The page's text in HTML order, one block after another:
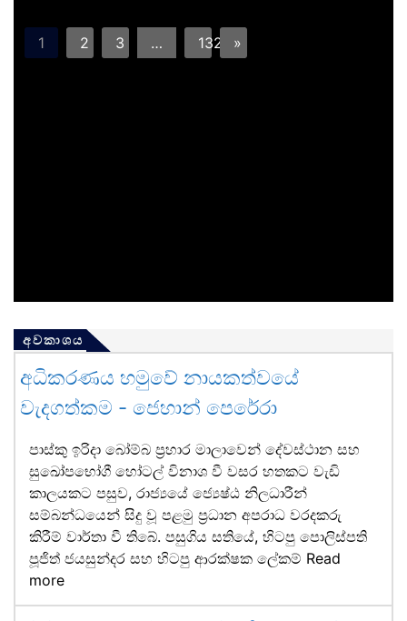
1 2 3 … 132 »
අවකාශය
අධිකරණය හමුවේ නායකත්වයේ
වැදගත්කම - ජෙහාන් පෙරේරා
පාස්කු ඉරිදා බෝම්බ ප්‍රහාර මාලාවෙන් දේවස්ථාන සහ
සුඛෝපභෝගී හෝටල් විනාශ වී වසර හතකට වැඩි
කාලයකට පසුව, රාජ්‍යයේ ජ්‍යෙෂ්ඨ නිලධාරීන්
සම්බන්ධයෙන් සිදු වූ පළමු ප්‍රධාන අපරාධ වරදකරු
කිරීම් වාර්තා වී තිබේ. පසුගිය සතියේ, හිටපු පොලිස්පති
පූජිත් ජයසුන්දර සහ හිටපු ආරක්ෂක ලේකම් Read
more